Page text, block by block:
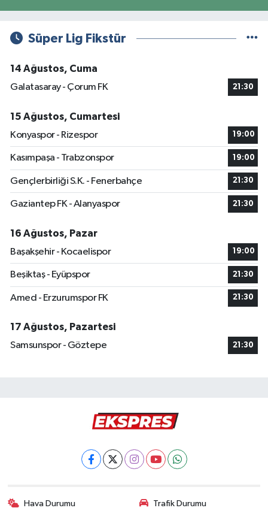
Süper Lig Fikstür
14 Ağustos, Cuma
Galatasaray - Çorum FK
21:30
15 Ağustos, Cumartesi
Konyaspor - Rizespor
19:00
Kasımpaşa - Trabzonspor 19:00
Gençlerbirliği S.K. - Fenerbahçe 21:30
Gaziantep FK - Alanyaspor 21:30
16 Ağustos, Pazar
Başakşehir - Kocaelispor
19:00
Beşiktaş - Eyüpspor 21:30
Amed - Erzurumspor FK 21:30
17 Ağustos, Pazartesi
Samsunspor - Göztepe
21:30
Hava Durumu Trafik Durumu